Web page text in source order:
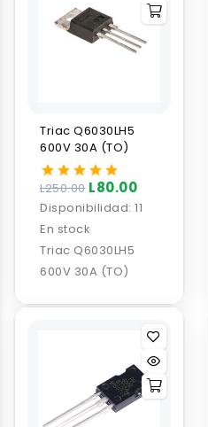
Triac Q6030LH5
600V 30A (TO)
L250.00 L80.00
Disponibilidad: 11
En stock
Triac Q6030LH5
600V 30A (TO)